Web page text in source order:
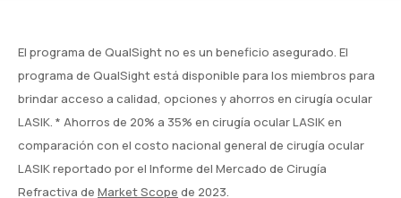
El programa de QualSight no es un beneficio asegurado. El
programa de QualSight está disponible para los miembros para
brindar acceso a calidad, opciones y ahorros en cirugía ocular
LASIK. * Ahorros de 20% a 35% en cirugía ocular LASIK en
comparación con el costo nacional general de cirugía ocular
LASIK reportado por el Informe del Mercado de Cirugía
Refractiva de Market Scope de 2023.